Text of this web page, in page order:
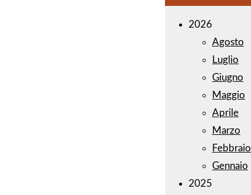
2026
Agosto
Luglio
Giugno
Maggio
Aprile
Marzo
Febbraio
Gennaio
2025